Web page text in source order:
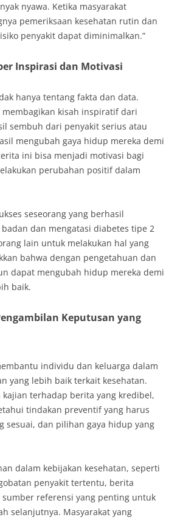
nyawa. Ketika masyarakat
pemeriksaan kesehatan rutin dan
penyakit dapat diminimalkan.”
Inspirasi dan Motivasi
hanya tentang fakta dan data.
membagikan kisah inspiratif dari
sembuh dari penyakit serius atau
mengubah gaya hidup mereka demi
ini bisa menjadi motivasi bagi
perubahan positif dalam
seseorang yang berhasil
dan mengatasi diabetes tipe 2
lain untuk melakukan hal yang
bahwa dengan pengetahuan dan
dapat mengubah hidup mereka demi
baik.
Keputusan yang
individu dan keluarga dalam
yang lebih baik terkait kesehatan.
kajian terhadap berita yang kredibel,
tindakan preventif yang harus
sesuai, dan pilihan gaya hidup yang
dalam kebijakan kesehatan, seperti
penyakit tertentu, berita
sumber referensi yang penting untuk
selanjutnya. Masyarakat yang